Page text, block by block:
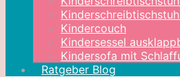
Kindercouch
Kindersessel
Kindersofa mit
Ratgeber Blog